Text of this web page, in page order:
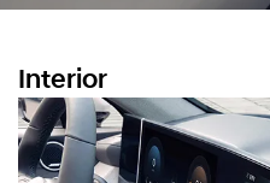
Interior